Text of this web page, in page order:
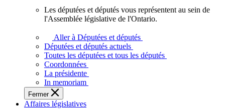
députés
vous
représentent
sein
de
l'Assemblée
législative
Les députées et députés vous représentent au sein de
l'Assemblée législative de l'Ontario.
Aller à Députées et députés
Députées et députés actuels
Toutes les députées et tous les députés
Coordonnées
La présidente
In memoriam
Fermer
Affaires législatives